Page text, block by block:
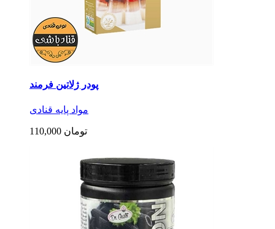
پودر ژلاتین فرمند
مواد پایه قنادی
110,000 تومان